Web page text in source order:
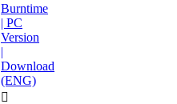
Burntime
| PC
Version
|
Download
(ENG)